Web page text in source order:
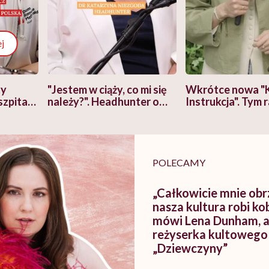
"Jestem w ciąży, co mi się
należy?". Headhunter o
pracy
Wkrótce nowa
Instrukcja". Tym
POLECAMY
„Całkowicie mnie
nasza kultura robi
mówi Lena Dunham,
reżyserka
„Dziewczyny”